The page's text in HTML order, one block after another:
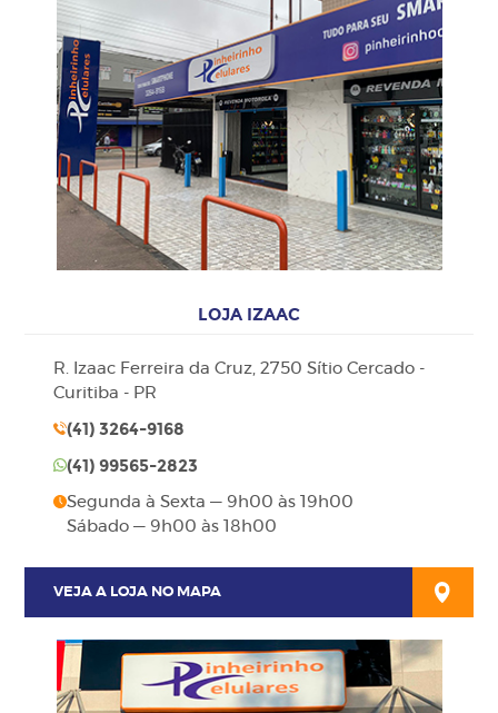
LOJA IZAAC
R. Izaac Ferreira da Cruz, 2750 Sítio Cercado -
Curitiba - PR
(41)3264-9168
(41)99565-2823
Segunda à Sexta — 9h00 às 19h00
Sábado — 9h00 às 18h00
VEJA A LOJA NO MAPA